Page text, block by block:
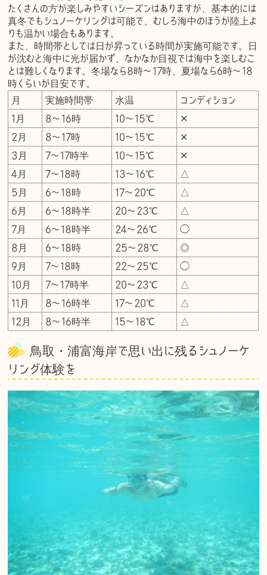
たくさんの方が楽しみやすいシーズンはありますが、基本的には
真冬でもシュノーケリングは可能で、むしろ海中のほうが陸上よ
りも温かい場合もあります。
また、時間帯としては日が昇っている時間が実施可能です。日
が沈むと海中に光が届かず、なかなか目視では海中を楽しむこ
とは難しくなります。冬場なら8時〜17時、夏場なら6時〜18
時くらいが目安です。
月
実施時間帯 水温
コンディション
1月
8〜16時 10〜15℃
✕
2月
8〜17時 10〜15℃
✕
3月
7〜17時半 10〜15℃
✕
4月
7〜18時 13〜16℃
△
5月
6〜18時 17〜20℃
△
6月
6〜18時半 20〜23℃
△
7月
6〜18時半 24〜26℃
◯
8月
6〜18時 25〜28℃
◎
9月
7〜18時 22〜25℃
◯
10月
7〜17時半 20〜23℃
△
11月
8〜16時半 17〜20℃
△
12月
8〜16時半 15〜18℃ △
鳥取・浦富海岸で思い出に残るシュノーケ
リング体験を